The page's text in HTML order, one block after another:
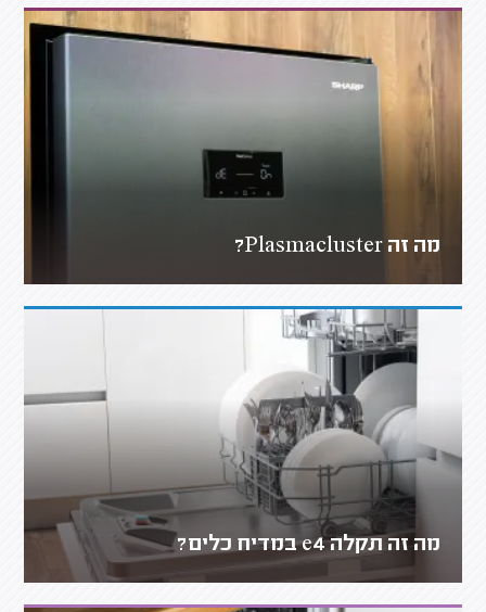
מה זה Plasmacluster?
מה זה תקלה e4 במדיח כלים?